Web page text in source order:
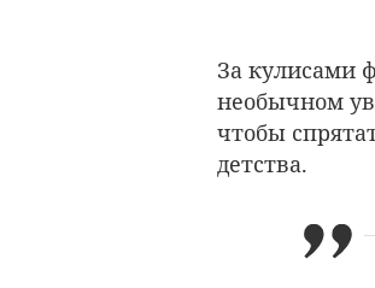
За кулисами
необычном
чтобы
детства.